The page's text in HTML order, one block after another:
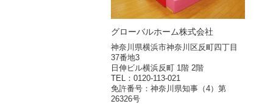
グローバルホーム株式会社
神奈川県横浜市神奈川区反町四丁目
37番地3
日伸ビル横浜反町 1階 2階
TEL：0120-113-021
免許番号：神奈川県知事（4）第
26326号